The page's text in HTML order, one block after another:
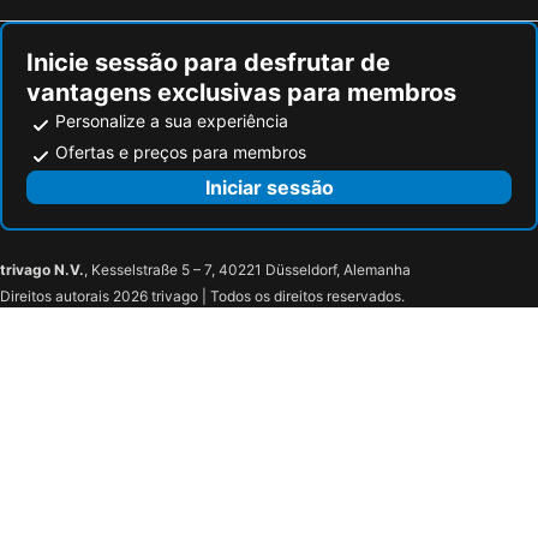
Inicie sessão para desfrutar de
vantagens exclusivas para membros
Personalize a sua experiência
Ofertas e preços para membros
Iniciar sessão
trivago N.V., Kesselstraße 5 – 7, 40221 Düsseldorf, Alemanha
Direitos autorais 2026 trivago | Todos os direitos reservados.